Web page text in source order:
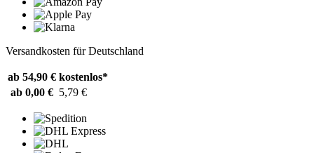
Versandkosten für Deutschland
ab 54,90 € kostenlos*
ab 0,00 € 5,79 €